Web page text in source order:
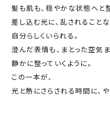
髪も肌も、穏やかな状態へと
差し込む光に、乱されることな
⾃分らしくいられる。
澄んだ表情も、まとった空気ま
静かに整っていくように。
この⼀本が、
光と熱にさらされる時間に、